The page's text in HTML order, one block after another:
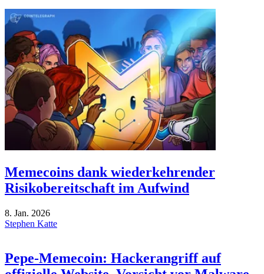
Memecoins dank wiederkehrender
Risikobereitschaft im Aufwind
8. Jan. 2026
Stephen Katte
Pepe-Memecoin: Hackerangriff auf